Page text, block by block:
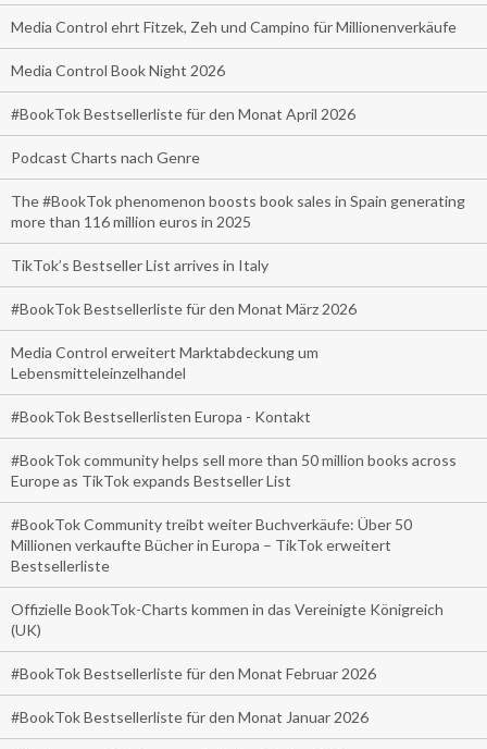
Media Control ehrt Fitzek, Zeh und Campino für Millionenverkäufe
Media Control Book Night 2026
#BookTok Bestsellerliste für den Monat April 2026
Podcast Charts nach Genre
The #BookTok phenomenon boosts book sales in Spain generating
more than 116 million euros in 2025
TikTok’s Bestseller List arrives in Italy
#BookTok Bestsellerliste für den Monat März 2026
Media Control erweitert Marktabdeckung um
Lebensmitteleinzelhandel
#BookTok Bestsellerlisten Europa - Kontakt
#BookTok community helps sell more than 50 million books across
Europe as TikTok expands Bestseller List
#BookTok Community treibt weiter Buchverkäufe: Über 50
Millionen verkaufte Bücher in Europa – TikTok erweitert
Bestsellerliste
Offizielle BookTok-Charts kommen in das Vereinigte Königreich
(UK)
#BookTok Bestsellerliste für den Monat Februar 2026
#BookTok Bestsellerliste für den Monat Januar 2026